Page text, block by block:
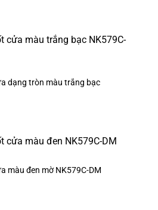
dạng tròn màu trắng bạc
màu đen mờ NK579C-DM